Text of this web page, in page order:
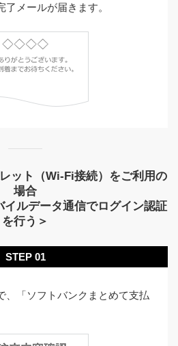
メールが届きます。
ット（Wi-Fi接続）をご利用の
場合
イルデータ通信でログイン認証
を行う＞
STEP 01
、「ソフトバンクまとめて支払